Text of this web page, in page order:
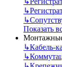
↳
↳
Показать
↳Кабель-
↳